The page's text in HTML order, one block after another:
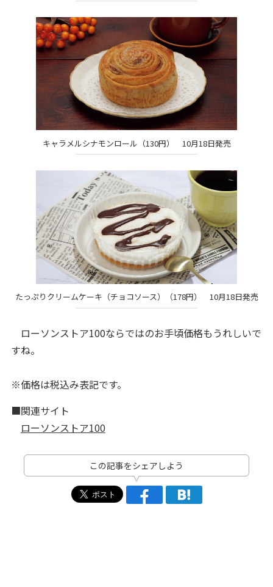
キャラメルシナモンロール（130円） 10月18日発売
たっぷりクリームケーキ（チョコソース）（178円） 10月18日発売
ローソンストア100ならではのお手頃価格もうれしいで
すね。
※価格は税込み表記です。
■関連サイト
ローソンストア100
この記事をシェアしよう